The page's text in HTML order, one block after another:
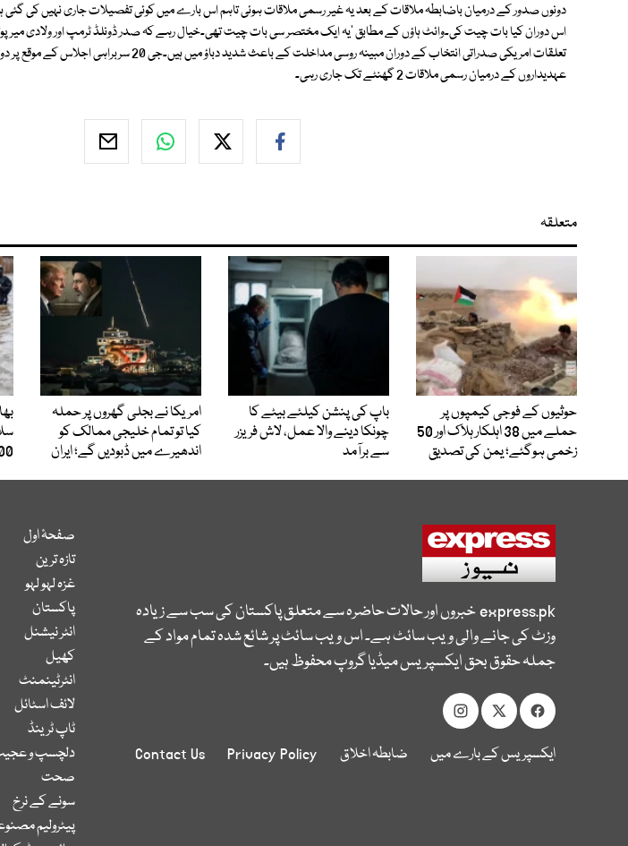
دونوں صدور کے درمیان باضابطہ ملاقات کے بعد یہ غیر رسمی ملاقات ہوئی تاہم اس بارے میں کوئی تفصیلات جاری نہیں کی گئی
اس دوران کیا بات چیت کی۔وائٹ ہاؤں کے مطابق 'یہ ایک مختصر سی بات چیت تھی۔خیال رہے کہ صدر ڈونلڈ ٹرمپ اور ولادی میر
تعلقات امریکی صدراتی انتخاب کے دوران مبینہ روسی مداخلت کے باعث شدید دباؤ میں ہیں۔جی 20
عہدیداروں کے درمیان رسمی ملاقات 2 گھنٹے تک جاری رہی۔
متعلقہ
حوثیوں کے فوجی کیمپوں پر
حملے میں 38 اہلکار ہلاک اور 50
زخمی ہوگئے؛ یمن کی تصدیق
باپ کی پنشن کیلئے بیٹے کا
چونکا دینے والا عمل، لاش فریزر
سے برآمد
امریکا نے بجلی گھروں پر حملہ
کیا تو تمام خلیجی ممالک کو
اندھیرے میں ڈبودیں گے؛ ایران
100 سے
express.pkخبروں اور حالات حاضرہ سے متعلق پاکستان کی سب سے زیادہ
وزٹ کی جانے والی ویب سائٹ ہے۔ اس ویب سائٹ پر شائع شدہ تمام مواد کے
جملہ حقوق بحق ایکسپریس میڈیا گروپ محفوظ ہیں۔
ایکسپریس کے بارے میں ضابطہ اخلاق Privacy Policy
Contact Us
صفحۂ اول
تازہ ترین
غزہ لہو لہو
پاکستان
انٹر نیشنل
کھیل
انٹرٹینمنٹ
لائف اسٹائل
ٹاپ ٹرینڈ
دلچسپ و
صحت
سونے کے نرخ
پیٹرولیم